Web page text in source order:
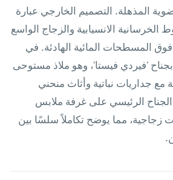
المذهلة. التصميم الخارجي عبارة
الانسيابية والزجاج الواسع
فوق المسطحات المائية الهادئة. في
'فيردي فيستا'، وهو ملاذ مستوحى
مع جداريات نباتية وأثاث منحني
الجناح الرئيسي على غرفة ملابس
زجاجية، مما يوضح تكاملاً سلسًا بين